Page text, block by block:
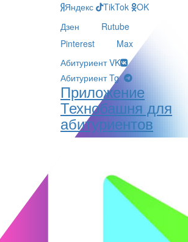
Яндекс
TikTok
OK
Дзен
Rutube
Pinterest
Max
Абитуриент VK
Абитуриент Tg
Приложение
Технобашня для
абитуриентов